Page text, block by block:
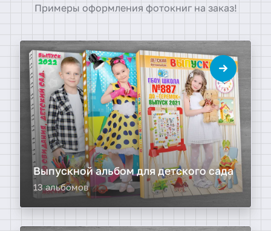
Примеры оформления фотокниг на заказ!
Выпускной альбом для детского сада
13 альбомов